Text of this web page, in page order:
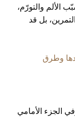
الألم والتورّم،
بل قد
وطرق
الجزء الأمامي